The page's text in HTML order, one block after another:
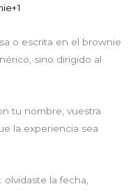
+1
o escrita en el brownie
sino dirigido al
tu nombre, vuestra
la experiencia sea
olvidaste la fecha,